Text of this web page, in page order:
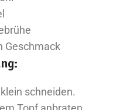
Geschmack
schneiden.